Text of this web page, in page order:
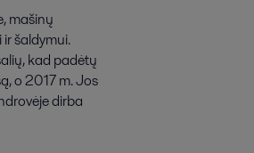
mašinų
šaldymui.
kad padėtų
o 2017 m. Jos
dirba